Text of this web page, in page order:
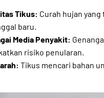
Tikus: Curah hujan
baru.
Media Penyakit:
risiko penularan.
Tikus mencari bahan